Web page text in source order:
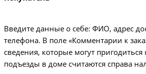
Введите данные о себе: ФИО, адрес
телефона. В поле «Комментарии к
сведения, которые могут
подъезды в доме считаются справа